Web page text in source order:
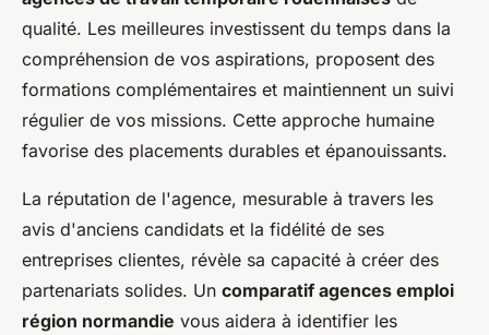
qualité. Les meilleures investissent du temps dans la
compréhension de vos aspirations, proposent des
formations complémentaires et maintiennent un suivi
régulier de vos missions. Cette approche humaine
favorise des placements durables et épanouissants.
La réputation de l'agence, mesurable à travers les
avis d'anciens candidats et la fidélité de ses
entreprises clientes, révèle sa capacité à créer des
partenariats solides. Un comparatif agences emploi
région normandie vous aidera à identifier les